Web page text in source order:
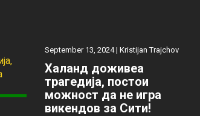
September 13, 2024 | Kristijan Trajchov
Халанд доживеа
трагедија, постои
можност да не игра
викендов за Сити!